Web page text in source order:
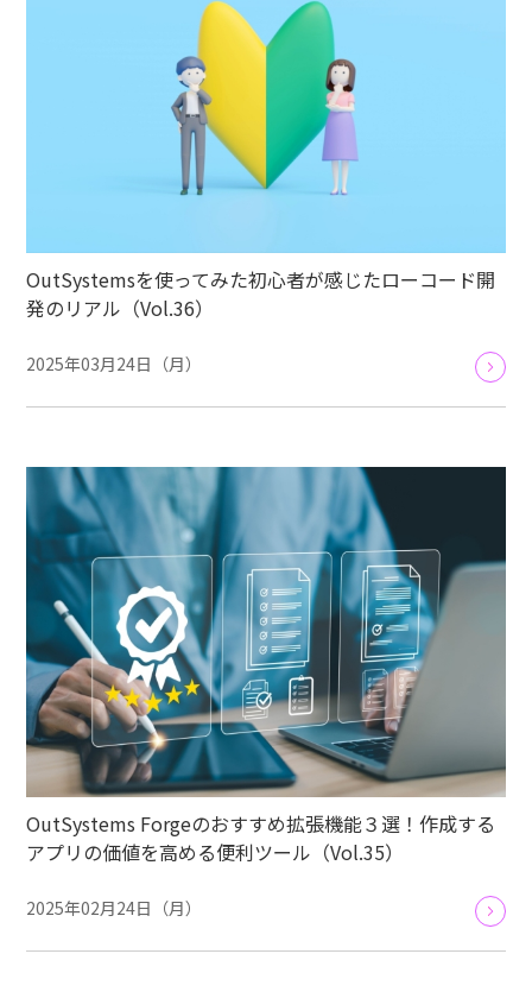
OutSystemsを使ってみた初心者が感じたローコード開
発のリアル（Vol.36）
2025年03月24日（月）
OutSystems Forgeのおすすめ拡張機能３選！作成する
アプリの価値を高める便利ツール（Vol.35）
2025年02月24日（月）